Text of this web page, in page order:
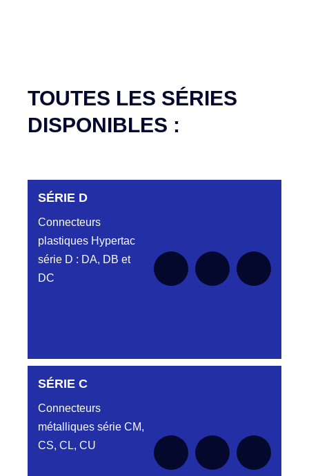
TOUTES LES SÉRIES
DISPONIBLES :
SÉRIE D
Connecteurs
plastiques Hypertac
série D : DA, DB et
DC
SÉRIE DA
Aucune pièce disponible pour cette série
pour le moment
SÉRIE DB
SÉRIE C
Connecteurs
métalliques série CM,
CS, CL, CU